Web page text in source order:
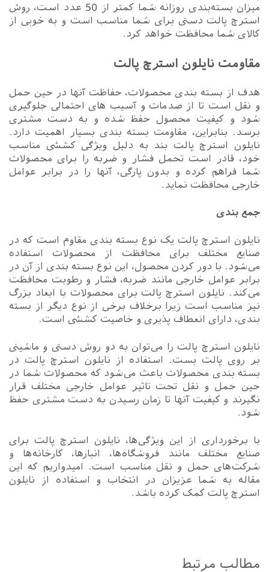
میزان بسته‌بندی روزانه شما کمتر از 50 عدد است، روش
استرچ پالت دستی برای شما مناسب است و به خوبی از
کالای شما محافظت خواهد کرد.
مقاومت نایلون استرچ پالت
هدف از بسته بندی محصولات، حفاظت آنها در حین حمل
و نقل است تا از صدمات و آسیب های احتمالی جلوگیری
شود و کیفیت محصول حفظ شده و به دست مشتری
برسد. بنابراین، مقاومت بسته بندی بسیار اهمیت دارد.
نایلون استرچ پالت بند به دلیل ویژگی کششی مناسب
خود، قادر است تحمل فشار و ضربه را برای محصولات
شما فراهم کرده و بدون پارگی، آنها را در برابر عوامل
خارجی محافظت نماید.
جمع بندی
نایلون استرچ پالت یک نوع بسته بندی مقاوم است که در
صنایع مختلف برای محافظت از محصولات استفاده
می‌شود. با دور کردن محصول، این نوع بسته بندی از آن در
برابر عوامل خارجی مانند ضربه، فشار و رطوبت محافظت
می‌کند. نایلون استرچ پالت برای محصولات با ابعاد بزرگ
نیز مناسب است زیرا برخلاف برخی از نوع دیگر از بسته
بندی، دارای انعطاف پذیری و خاصیت کششی است.
نایلون استرچ پالت را می‌توان به دو روش دستی و ماشینی
بر روی پالت بست. استفاده از نایلون استرچ پالت در
بسته بندی محصولات باعث می‌شود که محصولات شما در
حین حمل و نقل تحت تاثیر عوامل خارجی مختلف قرار
نگیرند و کیفیت آنها تا زمان رسیدن به دست مشتری حفظ
شود.
با برخورداری از این ویژگی‌ها، نایلون استرچ پالت برای
صنایع مختلف مانند فروشگاه‌ها، انبارها، کارخانه‌ها و
شرکت‌های حمل و نقل مناسب است. امیدواریم که این
مقاله به شما عزیزان در انتخاب و استفاده از نایلون
استرچ پالت کمک کرده باشد.
مطالب مرتبط